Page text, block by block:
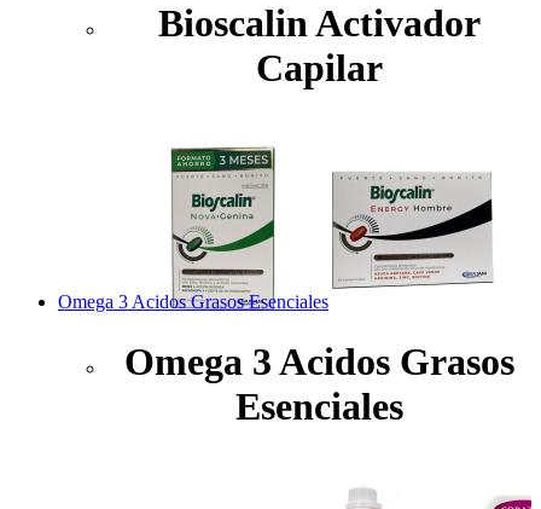
Bioscalin Activador
Capilar
Omega 3 Acidos Grasos Esenciales
Omega 3 Acidos Grasos
Esenciales